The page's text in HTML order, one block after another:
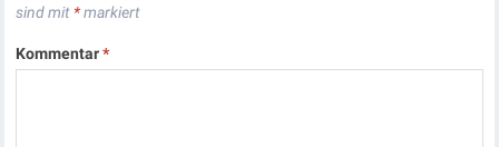
sind mit *markiert
Kommentar*